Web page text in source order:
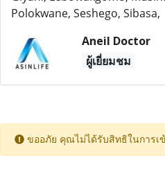
Polokwane, Seshego, Sibasa,
Aneil Doctor
ผู้เยี่ยมชม
ขออภัย คุณไม่ได้รับสิทธิในการเ